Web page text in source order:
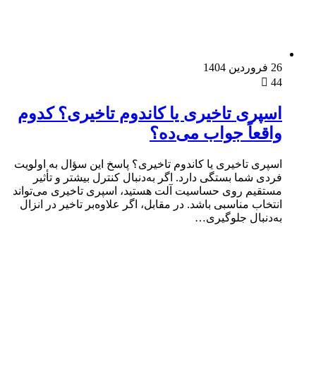
26 فروردین 1404
44
اسپری تاخیری یا کاندوم تاخیری؟ کدوم
واقعاً جواب می‌ده؟
اسپری تاخیری یا کاندوم تاخیری؟ پاسخ این سؤال به اولویت
فردی شما بستگی دارد. اگر به‌دنبال کنترل بیشتر و تأثیر
مستقیم روی حساسیت آلت هستید، اسپری تاخیری می‌تواند
انتخاب مناسبی باشد. در مقابل، اگر علاوه‌بر تاخیر در انزال
به‌دنبال جلوگیری…